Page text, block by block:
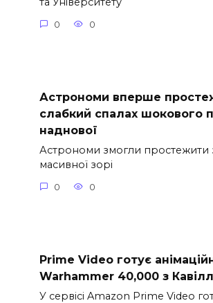
0 0
Астрономи вперше
слабкий спалах шокового
наднової
Астрономи змогли простежити
масивної зорі
0 0
Prime Video готує
Warhammer 40,000 з
У сервісі Amazon Prime Video